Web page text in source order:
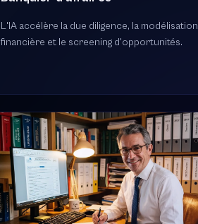
L'IA accélère la due diligence, la modélisation
financière et le screening d'opportunités.